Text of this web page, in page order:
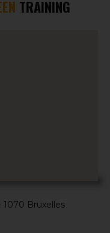
TRAINING
1070 Bruxelles